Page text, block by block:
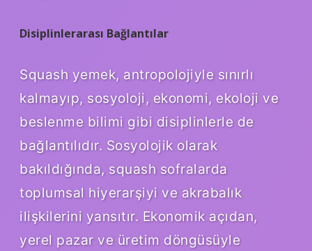
Disiplinlerarası Bağlantılar
Squash yemek, antropolojiyle sınırlı
kalmayıp, sosyoloji, ekonomi, ekoloji ve
beslenme bilimi gibi disiplinlerle de
bağlantılıdır. Sosyolojik olarak
bakıldığında, squash sofralarda
toplumsal hiyerarşiyi ve akrabalık
ilişkilerini yansıtır. Ekonomik açıdan,
yerel pazar ve üretim döngüsüyle